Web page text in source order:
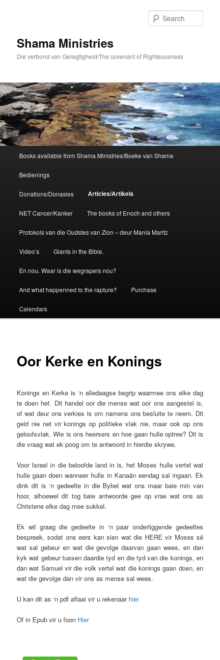
Shama Ministries
Die verbond van Geregtigheid/The covenant of Righteousness
Books available from Shama Ministries/Boeke van Shama
Bedienings
Donations/Donasies Articles/Artikels
NET Cancer/Kanker The books of Enoch and others
Protokols van die Oudstes van Zion – deur Mania Maritz
Video’s Giants in the Bible.
En nou. Waar is die wegrapers nou?
And what happenned to the rapture? Purchase
Calendars
Oor Kerke en Konings
Konings en Kerke is ‘n alledaagse begrip waarmee ons elke dag
te doen het. Dit handel oor die mense wat oor ons aangestel is,
of wat deur ons verkies is om namens ons besluite te neem. Dit
geld nie net vir konings op politieke vlak nie, maar ook op ons
geloofsvlak. Wie is ons heersers en hoe gaan hulle optree? Dit is
die vraag wat ek poog om te antwoord in hierdie skrywe.
Voor Israel in die beloofde land in is, het Moses hulle vertel wat
hulle gaan doen wanneer hulle in Kanaän eendag sal ingaan. Ek
dink dit is ‘n gedeelte in die Bybel wat ons maar baie min van
hoor, alhoewel dit tog baie antwoorde gee op vrae wat ons as
Christene elke dag mee sukkel.
Ek wil graag die gedeelte in ‘n paar onderliggende gedeeltes
bespreek, sodat ons eers kan sien wat die HERE vir Moses sê
wat sal gebeur en wat die gevolge daarvan gaan wees, en dan
kyk wat gebeur tussen daardie tyd en die tyd van die konings, en
dan wat Samuel vir die volk vertel wat die konings gaan doen, en
wat die gevolge dan vir ons as mense sal wees.
U kan dit as ‘n pdf aflaai vir u rekenaar hier
Of in Epub vir u foon Hier